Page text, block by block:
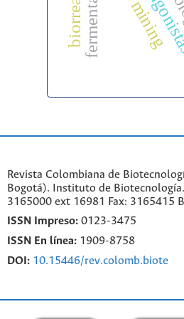
Revista Colombiana de
Bogotá). Instituto de
3165000 ext 16981 Fax: 3165415
ISSN Impreso: 0123-3475
ISSN En línea: 1909-8758
DOI: 10.15446/rev.colomb.biote